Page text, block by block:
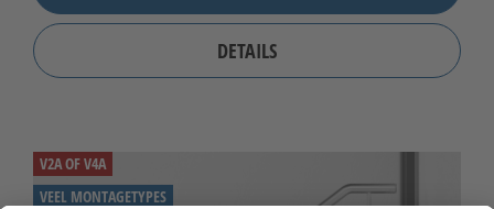
DETAILS
V2A OF V4A
VEEL MONTAGETYPES